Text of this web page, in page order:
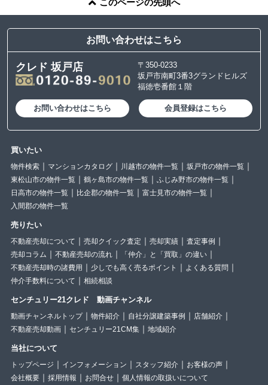
お問い合わせはこちら
クレド 坂戸店
〒350-0233
坂戸市南町3番3グランドヒルズ
福徳壱番館１階
お問い合わせはこちら 会員登録はこちら
買いたい
物件検索 マンションカタログ 川越市の物件一覧
坂戸市の物件一覧
東松山市の物件一覧
鶴ヶ島市の物件一覧
ふじみ野市の物件一覧
日高市の物件一覧
比企郡の物件一覧
富士見市の物件一覧
入間郡の物件一覧
売りたい
不動産売却について 売却クイック査定 売却実績
査定事例
売却コラム
不動産売却の流れ
「仲介」と「買取」の違い
不動産売却時の諸費用
少しでも高く売るポイント
よくある質問
仲介手数料について
相続相談
センチュリー21クレド 動画チャンネル
動画チャンネルトップ 物件紹介 自社分譲建築事例
店舗紹介
不動産売却動画
センチュリー21CM集 地域紹介
当社について
トップページ インフォメーション スタッフ紹介
お客様の声
会社概要
採用情報 お問合せ 個人情報の取扱いについて